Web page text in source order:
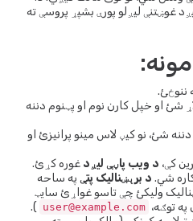
غوښتنې لیږلو پورې بشپړ پروسې ته
شئ او خپل کارن نوم او پټنوم دننه
شئ، نو کیڼ لاس مینو پرانیزئ او
کې، د ویب پاڼې لیږد غوره کړئ.
شي. د برېښنالیک پتې په ساحه
ولیکئ چې تاسو غواړئ سایټ
توګه، user@example.com
).